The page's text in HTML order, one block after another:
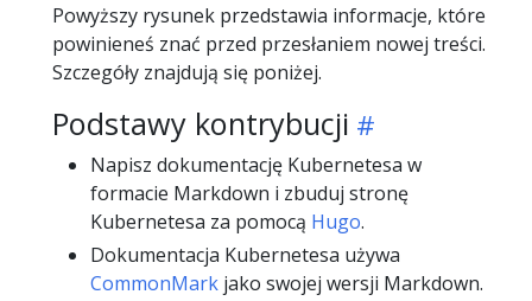
Powyższy rysunek przedstawia informacje, które
powinieneś znać przed przesłaniem nowej treści.
Szczegóły znajdują się poniżej.
Podstawy kontrybucji
Napisz dokumentację Kubernetesa w
formacie Markdown i zbuduj stronę
Kubernetesa za pomocą Hugo.
Dokumentacja Kubernetesa używa
CommonMark jako swojej wersji Markdown.